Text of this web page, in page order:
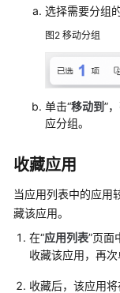
考
帮
更
多
文
选择需要分组
图2 移动分组
单击“移动到”
应分组。
收藏应用
当应用列表中的应用
藏该应用。
在“应用列表”页面
收藏该应用，再
收藏后，该应用将